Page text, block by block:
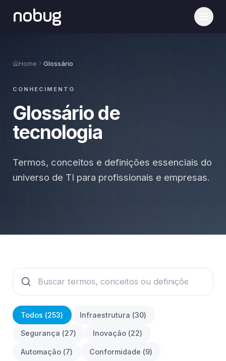
nobug
Home Glossário
CONHECIMENTO
Glossário de
tecnologia
Termos, conceitos e definições essenciais do
universo de TI para profissionais e empresas.
Todos (253) Infraestrutura (30)
Segurança (27) Inovação (22)
Automação (7) Conformidade (9)